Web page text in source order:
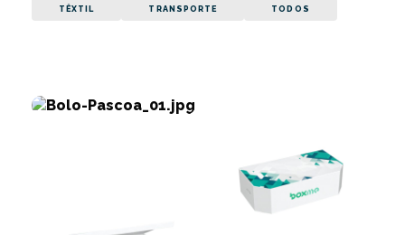
TÊXTIL
TRANSPORTE TODOS